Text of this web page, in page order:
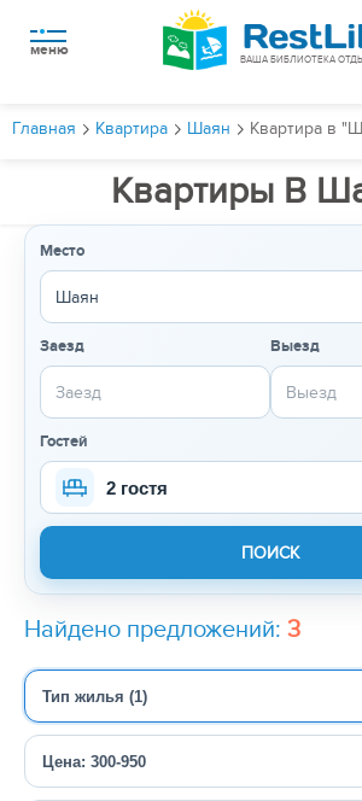
меню
ВАША БИБЛИОТЕКА
Главная Квартира Шаян Квартира в
Квартиры В
Место
Заезд Выезд
Гостей
2 гостя
Найдено предложений: 3
Тип жилья (1)
Цена: 300-950